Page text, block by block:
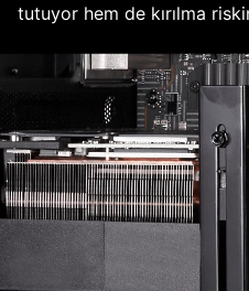
tutuyor hem de kırılma